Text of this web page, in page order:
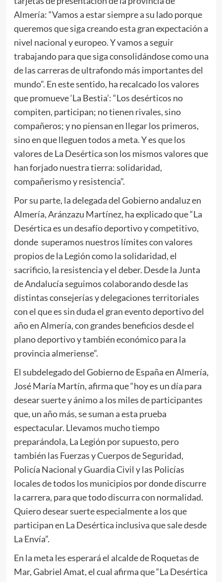
Almería: “Vamos a estar siempre a su lado porque
queremos que siga creando esta gran expectación a
nivel nacional y europeo. Y vamos a seguir
trabajando para que siga consolidándose como una
de las carreras de ultrafondo más importantes del
mundo”. En este sentido, ha recalcado los valores
que promueve ‘La Bestia’: “Los desérticos no
compiten, participan; no tienen rivales, sino
compañeros; y no piensan en llegar los primeros,
sino en que lleguen todos a meta. Y es que los
valores de La Desértica son los mismos valores que
han forjado nuestra tierra: solidaridad,
compañerismo y resistencia”.
Por su parte, la delegada del Gobierno andaluz en
Almería, Aránzazu Martínez, ha explicado que “La
Desértica es un desafío deportivo y competitivo,
donde superamos nuestros límites con valores
propios de la Legión como la solidaridad, el
sacrificio, la resistencia y el deber. Desde la Junta
de Andalucía seguimos colaborando desde las
distintas consejerías y delegaciones territoriales
con el que es sin duda el gran evento deportivo del
año en Almería, con grandes beneficios desde el
plano deportivo y también económico para la
provincia almeriense”.
El subdelegado del Gobierno de España en Almería,
José María Martín, afirma que “hoy es un día para
desear suerte y ánimo a los miles de participantes
que, un año más, se suman a esta prueba
espectacular. Llevamos mucho tiempo
preparándola, La Legión por supuesto, pero
también las Fuerzas y Cuerpos de Seguridad,
Policía Nacional y Guardia Civil y las Policías
locales de todos los municipios por donde discurre
la carrera, para que todo discurra con normalidad.
Quiero desear suerte especialmente a los que
participan en La Desértica inclusiva que sale desde
La Envía”.
En la meta les esperará el alcalde de Roquetas de
Mar, Gabriel Amat, el cual afirma que “La Desértica